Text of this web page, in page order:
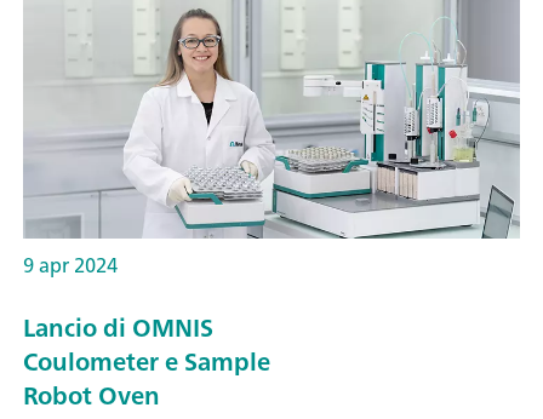
9 apr 2024
Lancio di OMNIS
Coulometer e Sample
Robot Oven